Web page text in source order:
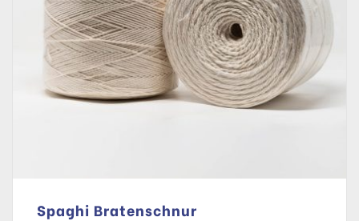
Spaghi Bratenschnur